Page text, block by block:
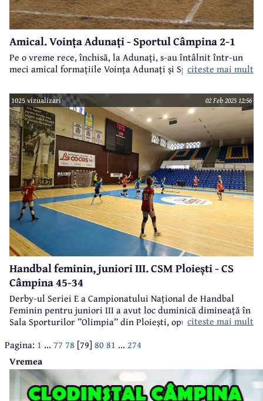
Amical. Voința Adunați - Sportul Câmpina 2-1
Pe o vreme rece, închisă, la Adunați, s-au întâlnit într-un
meci amical formațiile Voința Adunați și Sportul Câmpina.
citeste mai mult
1025 vizualizari 02 Feb 2025 12:56
Handbal feminin, juniori III. CSM Ploiești - CS
Câmpina 45-34
Derby-ul Seriei E a Campionatului Național de Handbal
Feminin pentru juniori III a avut loc duminică dimineață în
Sala Sporturilor ”Olimpia” din Ploiești, opunând
Câmpina.
citeste mai mult
Pagina: 1 ... 77 78 [79] 8081 ... 274
Vremea